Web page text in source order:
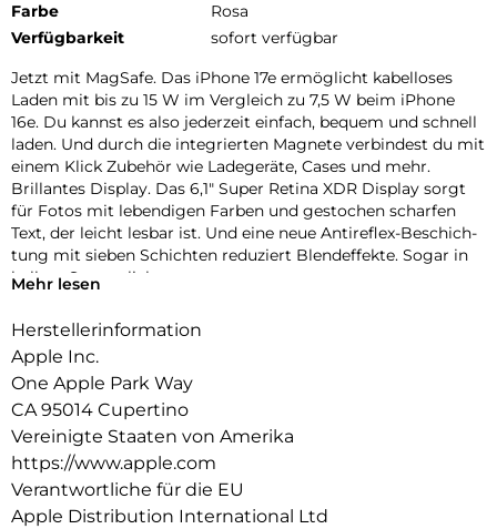
Farbe
Rosa
Verfügbarkeit
sofort verfügbar
Jetzt mit MagSafe. Das iPhone 17e ermög­licht kabel­loses
Laden mit bis zu 15 W im Vergleich zu 7,5 W beim iPhone
16e. Du kannst es also jeder­zeit ein­fach, bequem und schnell
laden. Und durch die inte­grierten Magnete ver­bindest du mit
einem Klick Zubehör wie Lade­geräte, Cases und mehr.
Brillantes Dis­play. Das 6,1″ Super Retina XDR Dis­play sorgt
für Fotos mit leben­digen Farben und ge­stochen scharfen
Text, der leicht lesbar ist. Und eine neue Antireflex-Beschich­
tung mit sieben Schichten redu­ziert Blend­effekte. Sogar in
hellem Sonnen­licht.
sperren, dich bei Apps anmelden und bezahlen − mit nur
ctiontaste. Die Abkürzung zu deinem Lieblings­feature. Wenn
du die Actiontaste lange drückst, kannst du alles Mögliche
machen – aktiviere den Stummmodus, Über­setzung, visuelle
Intelligenz und mehr.
Farben. Das iPhone 17e kommt in drei tollen Farben. Wähle
zwi­schen zeitlosem Schwarz, Weiß oder dem neuen zarten
Hellrosa.
Mehr lesen
Herstellerinformation
Apple Inc.
One Apple Park Way
CA 95014 Cupertino
Vereinigte Staaten von Amerika
https://www.apple.com
Verantwortliche für die EU
Apple Distribution International Ltd